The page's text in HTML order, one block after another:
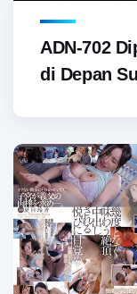
ADN-702
di Depan